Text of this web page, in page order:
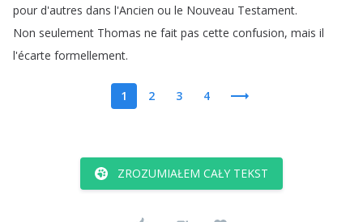
pour d'autres dans l'Ancien ou le Nouveau Testament.
Non seulement Thomas ne fait pas cette confusion, mais il
l'écarte formellement.
1 2 3 4
ZROZUMIAŁEM CAŁY TEKST